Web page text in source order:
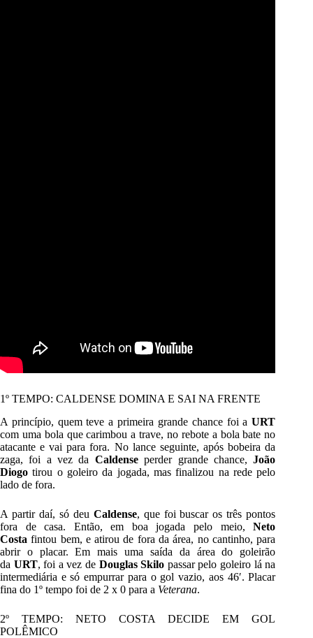
1º TEMPO: CALDENSE DOMINA E SAI NA FRENTE
A princípio, quem teve a primeira grande chance foi aURT
com uma bola que carimbou a trave, no rebote a bola bate no
atacante e vai para fora. No lance seguinte, após bobeira da
zaga, foi a vez da Caldenseperder grande chance,João
Diogotirou o goleiro da jogada, mas finalizou na rede pelo
lado de fora.
A partir daí, só deu Caldense, que foi buscar os três pontos
fora de casa. Então, em boa jogada pelo meio,Neto
Costafintou bem, e atirou de fora da área, no cantinho, para
abrir o placar. Em mais uma saída da área do goleirão
da URT, foi a vez de Douglas Skilo passar pelo goleiro lá na
intermediária e só empurrar para o gol vazio, aos 46′. Placar
fina do 1º tempo foi de 2 x 0 para a Veterana.
2º TEMPO: NETO COSTA DECIDE EM GOL
POLÊMICO